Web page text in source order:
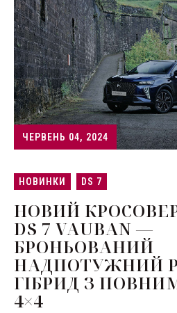
ЧЕРВЕНЬ 04, 2024
НОВИНКИ DS 7
НОВИЙ
DS 7 VAUBAN —
БРОНЬОВАНИЙ
НАДПОТУЖНИЙ
ГІБРИД З
4×4